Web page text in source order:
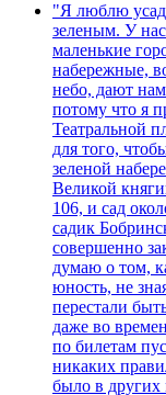
"Я люблю
зеленым. У
маленькие
набережные,
небо, дают
потому что я
Театральной
для того,
зеленой
Великой
106, и сад
садик
совершенно
думаю о том,
юность, не
перестали
даже во
по билетам
никаких
было в других